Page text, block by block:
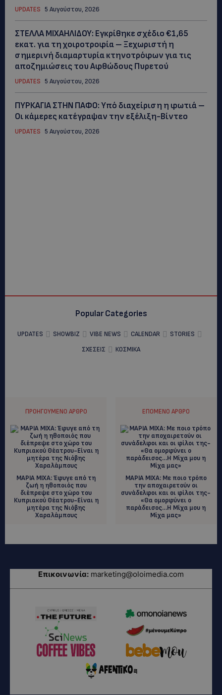
UPDATES 5 Αυγούστου, 2026
ΣΤΕΛΛΑ ΜΙΧΑΗΛΙΔΟΥ: Εγκρίθηκε σχέδιο €1,65
εκατ. για τη χοιροτροφία – Ξεχωριστή η
σημερινή διαμαρτυρία κτηνοτρόφων για τις
αποζημιώσεις του Αφθώδους Πυρετού
UPDATES 5 Αυγούστου, 2026
ΠΥΡΚΑΓΙΑ ΣΤΗΝ ΠΑΦΟ: Υπό διαχείριση η φωτιά –
Οι κάμερες κατέγραψαν την εξέλιξη-Βίντεο
UPDATES 5 Αυγούστου, 2026
Popular Categories
UPDATES SHOWBIZ VIBE NEWS CALENDAR
STORIES
ΣΧΕΣΕΙΣ
ΚΟΣΜΙΚΑ
ΠΡΟΗΓΟΎΜΕΝΟ ΆΡΘΡΟ
ΜΑΡΙΑ ΜΙΧΑ: Έφυγε από τη
ζωή η ηθοποιός που
διέπρεψε στο χώρο του
Κυπριακού Θέατρου-Είναι η
μητέρα της Νιόβης
Χαραλάμπους
ΕΠΌΜΕΝΟ ΆΡΘΡΟ
ΜΑΡΙΑ ΜΙΧΑ: Με ποιο τρόπο
την αποχαιρετούν οι
συνάδελφοι και οι φίλοι της-
«Θα ομορφύνει ο
παράδεισος…Η Μίχα μου η
Μίχα μας»
Επικοινωνία: marketing@oloimedia.com